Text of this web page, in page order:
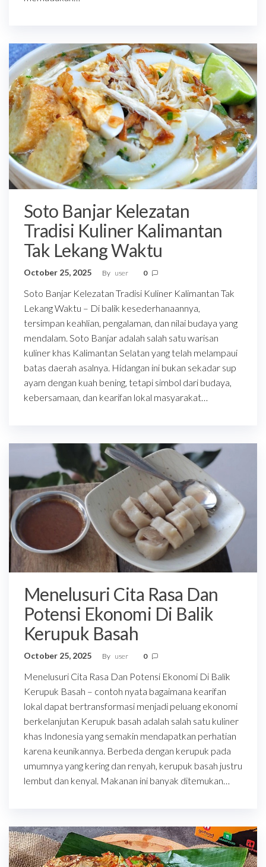
Soto Banjar Kelezatan
Tradisi Kuliner Kalimantan
Tak Lekang Waktu
October 25, 2025 By user 0
Soto Banjar Kelezatan Tradisi Kuliner Kalimantan Tak
Lekang Waktu – Di balik kesederhanaannya,
tersimpan keahlian, pengalaman, dan nilai budaya yang
mendalam. Soto Banjar adalah salah satu warisan
kuliner khas Kalimantan Selatan yang telah melampaui
batas daerah asalnya. Hidangan ini bukan sekadar sup
ayam dengan kuah bening, tetapi simbol dari budaya,
kebersamaan, dan kearifan lokal masyarakat…
Menelusuri Cita Rasa Dan
Potensi Ekonomi Di Balik
Kerupuk Basah
October 25, 2025 By user 0
Menelusuri Cita Rasa Dan Potensi Ekonomi Di Balik
Kerupuk Basah – contoh nyata bagaimana kearifan
lokal dapat bertransformasi menjadi peluang ekonomi
berkelanjutan Kerupuk basah adalah salah satu kuliner
khas Indonesia yang semakin mendapatkan perhatian
karena keunikannya. Berbeda dengan kerupuk pada
umumnya yang kering dan renyah, kerupuk basah justru
lembut dan kenyal. Makanan ini banyak ditemukan…